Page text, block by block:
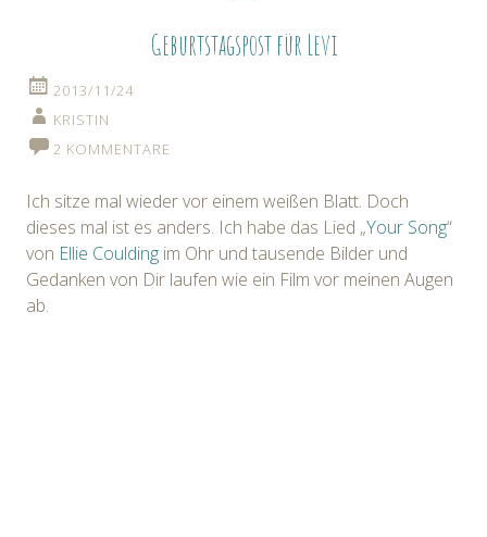
Geburtstagspost für Levi
2013/11/24
KRISTIN
2 KOMMENTARE
Ich sitze mal wieder vor einem weißen Blatt. Doch
dieses mal ist es anders. Ich habe das Lied „Your Song“
von Ellie Coulding im Ohr und tausende Bilder und
Gedanken von Dir laufen wie ein Film vor meinen Augen
ab.